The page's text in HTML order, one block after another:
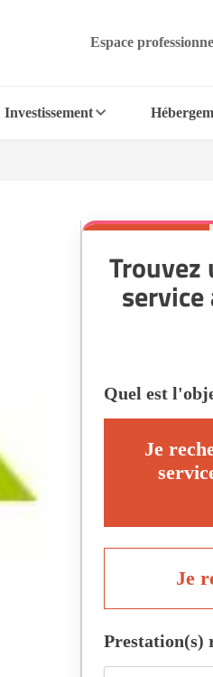
Espace
Investissement
service
Quel est
Je
Je
Prestation(s)